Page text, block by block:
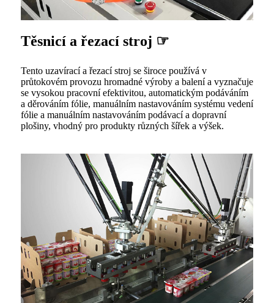
Těsnicí a řezací stroj ☞
Tento uzavírací a řezací stroj se široce používá v
průtokovém provozu hromadné výroby a balení a vyznačuje
se vysokou pracovní efektivitou, automatickým podáváním
a děrováním fólie, manuálním nastavováním systému vedení
fólie a manuálním nastavováním podávací a dopravní
plošiny, vhodný pro produkty různých šířek a výšek.